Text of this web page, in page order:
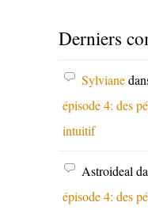
Derniers
Sylviane
épisode 4: des
intuitif
Astroideal
épisode 4: des